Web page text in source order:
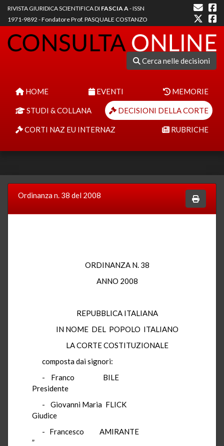
RIVISTA GIURIDICA SCIENTIFICA DI FASCIA A- ISSN
1971-9892 - Fondatore Prof. PASQUALE COSTANZO
Cerca nelle decisioni
HOME EVENTI MEMORIE
STUDI & COLLANA DECISIONI DELLA CORTE
CORTI NAZ EU INTERNAZ RUBRICHE
Ordinanza n. 38 del 2008
ORDINANZA N. 38
ANNO 2008
REPUBBLICA ITALIANA
IN NOME DEL POPOLO ITALIANO
LA CORTE COSTITUZIONALE
composta dai signori:
- Franco BILE
Presidente
- Giovanni Maria FLICK
Giudice
- Francesco AMIRANTE
”